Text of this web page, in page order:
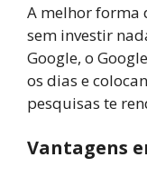
A melhor forma
sem investir
Google, o
os dias e
pesquisas te
Vantagens